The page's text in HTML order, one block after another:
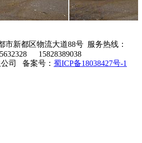
市新都区物流大道88号 服务热线：
15828389038
司 备案号： 蜀ICP备18038427号-1